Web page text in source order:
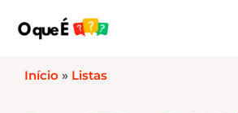
para
conteúdo
Início » Listas